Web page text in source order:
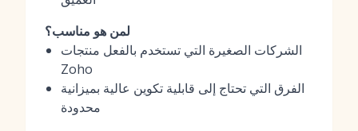
لمن هو مناسب؟
الشركات الصغيرة التي تستخدم بالفعل منتجات
Zoho
الفرق التي تحتاج إلى قابلية تكوين عالية بميزانية
محدودة